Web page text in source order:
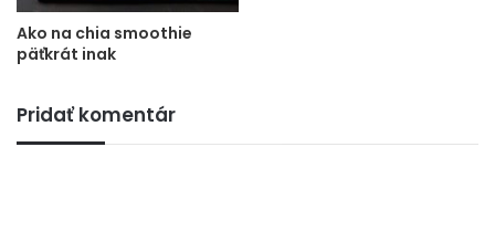
Ako na chia smoothie
päťkrát inak
Pridať komentár